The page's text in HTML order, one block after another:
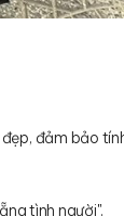
đảm bảo
tình người".